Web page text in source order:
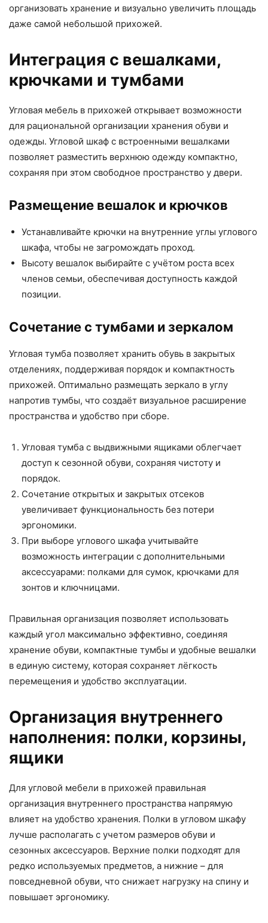
организовать хранение и визуально увеличить площадь
даже самой небольшой прихожей.
Интеграция с вешалками,
крючками и тумбами
Угловая мебель в прихожей открывает возможности
для рациональной организации хранения обуви и
одежды. Угловой шкаф с встроенными вешалками
позволяет разместить верхнюю одежду компактно,
сохраняя при этом свободное пространство у двери.
Размещение вешалок и крючков
Устанавливайте крючки на внутренние углы углового
шкафа, чтобы не загромождать проход.
Высоту вешалок выбирайте с учётом роста всех
членов семьи, обеспечивая доступность каждой
позиции.
Сочетание с тумбами и зеркалом
Угловая тумба позволяет хранить обувь в закрытых
отделениях, поддерживая порядок и компактность
прихожей. Оптимально размещать зеркало в углу
напротив тумбы, что создаёт визуальное расширение
пространства и удобство при сборе.
Угловая тумба с выдвижными ящиками облегчает
доступ к сезонной обуви, сохраняя чистоту и
порядок.
Сочетание открытых и закрытых отсеков
увеличивает функциональность без потери
эргономики.
При выборе углового шкафа учитывайте
возможность интеграции с дополнительными
аксессуарами: полками для сумок, крючками для
зонтов и ключницами.
Правильная организация позволяет использовать
каждый угол максимально эффективно, соединяя
хранение обуви, компактные тумбы и удобные вешалки
в единую систему, которая сохраняет лёгкость
перемещения и удобство эксплуатации.
Организация внутреннего
наполнения: полки, корзины,
ящики
Для угловой мебели в прихожей правильная
организация внутреннего пространства напрямую
влияет на удобство хранения. Полки в угловом шкафу
лучше располагать с учетом размеров обуви и
сезонных аксессуаров. Верхние полки подходят для
редко используемых предметов, а нижние – для
повседневной обуви, что снижает нагрузку на спину и
повышает эргономику.